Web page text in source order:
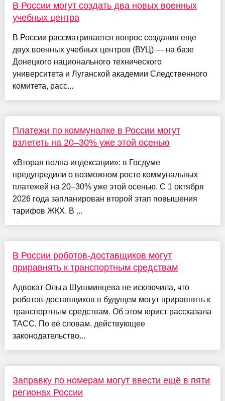
В России могут создать два новых военных
учебных центра
В России рассматривается вопрос создания еще
двух военных учебных центров (ВУЦ) — на базе
Донецкого национального технического
университета и Луганской академии Следственного
комитета, расс...
Платежи по коммуналке в России могут
взлететь на 20–30% уже этой осенью
«Вторая волна индексации»: в Госдуме
предупредили о возможном росте коммунальных
платежей на 20–30% уже этой осенью. С 1 октября
2026 года запланирован второй этап повышения
тарифов ЖКХ. В ...
В России роботов-доставщиков могут
приравнять к транспортным средствам
Адвокат Ольга Шушминцева не исключила, что
роботов-доставщиков в будущем могут приравнять к
транспортным средствам. Об этом юрист рассказала
ТАСС. По её словам, действующее
законодательство...
Заправку по номерам могут ввести ещё в пяти
регионах России